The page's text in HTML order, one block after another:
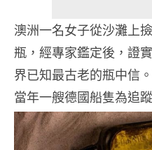
澳洲一名女子從沙灘上
瓶，經專家鑑定後，證
界已知最古老的瓶中信
當年一艘德國船隻為追